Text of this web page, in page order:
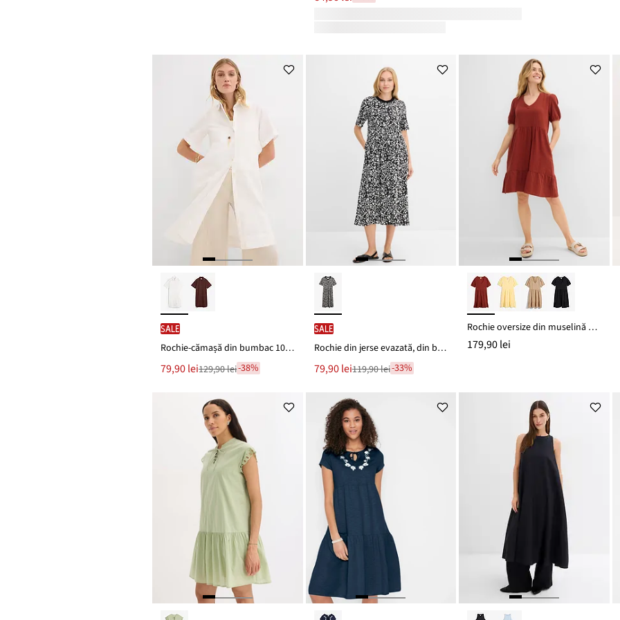
SALE
Rochie-cămașă din bumbac 100%
Noul
preț
79,90 lei
Reducere
129,90 lei
129,90 lei-38%
SALE
Rochie din jerse evazată, din bumbac gros organic
Noul
preț
79,90 lei
Reducere
119,90 lei
119,90 lei-33%
Rochie oversize din muselină din bumbac 100%
179,90 lei